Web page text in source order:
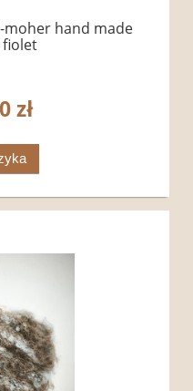
moher hand made
fiolet
zł